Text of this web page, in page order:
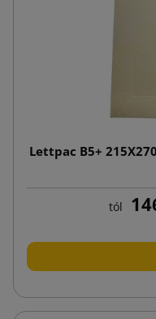
Lettpac B5+
tól